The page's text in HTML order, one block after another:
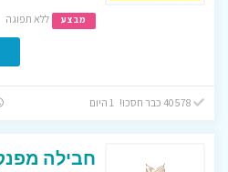
מבצע ללא תפוגה
40578 כבר חסכו! 1 היום
חבילה